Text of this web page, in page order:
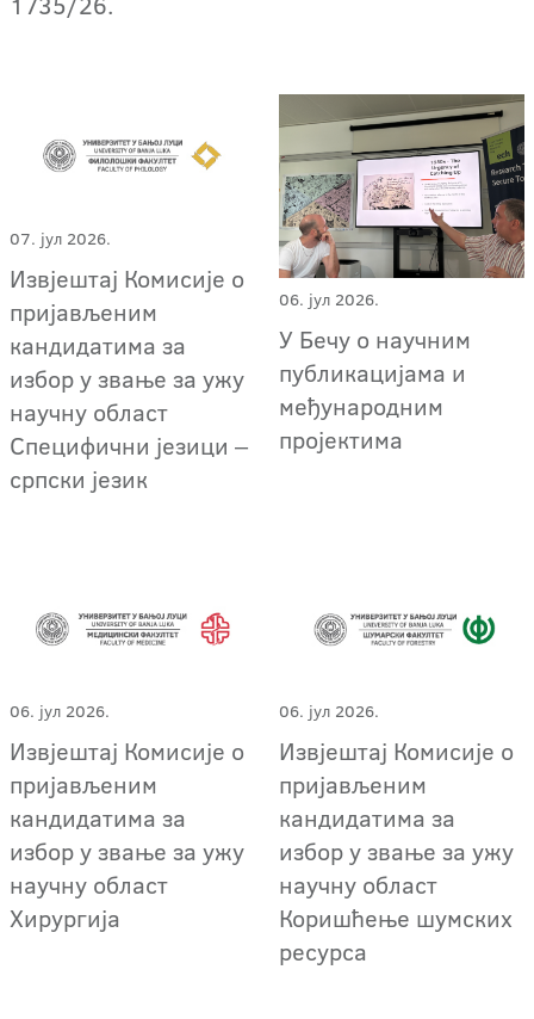
07. јул 2026.
Извјештај Комисије о
пријављеним
кандидатима за
избор у звање за ужу
научну област
Специфични језици ‒
српски језик
06. јул 2026.
У Бечу о научним
публикацијама и
међународним
пројектима
06. јул 2026.
Извјештај Комисије о
пријављеним
кандидатима за
избор у звање за ужу
научну област
Хирургија
06. јул 2026.
Извјештај Комисије о
пријављеним
кандидатима за
избор у звање за ужу
научну област
Коришћење шумских
ресурса